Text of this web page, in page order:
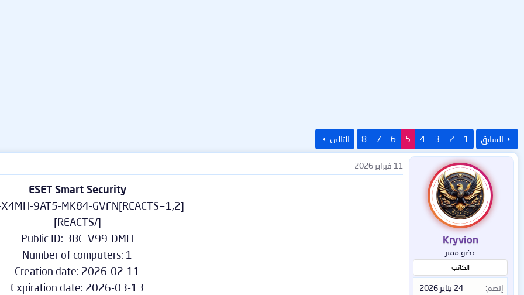
السابق 1
2
3
4
5
6
7
8 التالي
Kryvion
عضو مميز
الكاتب
إنضم 24 يناير 2026
11 فبراير 2026
ESET Smart Security
[REACTS=1,2]KHN5-X4MH-9AT5-MK84-GVFN
[/REACTS]
Public ID: 3BC-V99-DMH
Number of computers: 1
Creation date: 2026-02-11
Expiration date: 2026-03-13​